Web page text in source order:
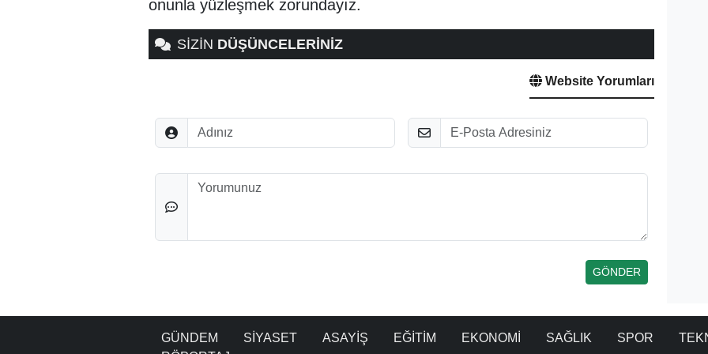
onunla yüzleşmek zorundayız.
SİZİN DÜŞÜNCELERİNİZ
Website Yorumları
Adınız E-Posta
Düşünceleriniz
GÜNDEM SİYASET ASAYİŞ EĞİTİM EKONOMİ SAĞLIK SPOR